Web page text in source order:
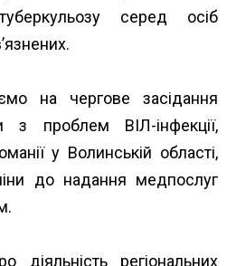
серед осіб
на чергове засідання
з проблем ВІЛ-інфекції,
у Волинській області,
до надання медпослуг
діяльність регіональних